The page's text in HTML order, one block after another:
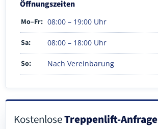
Öffnungszeiten
Mo–Fr: 08:00 – 19:00 Uhr
Sa: 08:00 – 18:00 Uhr
So: Nach Vereinbarung
KostenloseTreppenlift-Anfrage